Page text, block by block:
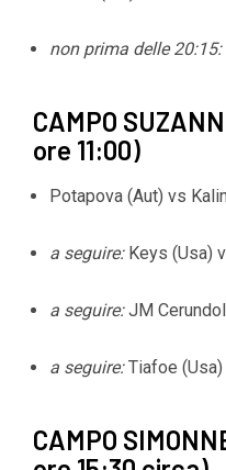
non prima delle 20:15:
CAMPO
ore 11:00)
Potapova (Aut) vs
a seguire:Keys (Usa)
a seguire:JM
a seguire:Tiafoe (Usa)
CAMPO